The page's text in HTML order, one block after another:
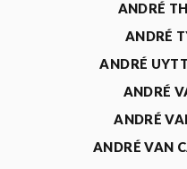
ANDRÉ
ANDRÉ
ANDRÉ
ANDRÉ
ANDRÉ
ANDRÉ VAN